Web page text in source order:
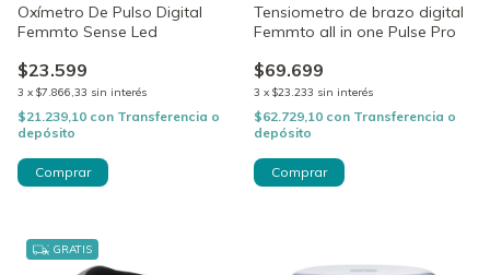
Oxímetro De Pulso Digital
Femmto Sense Led
$23.599
3 x $7.866,33 sin interés
$21.239,10 con Transferencia o
depósito
Tensiometro de brazo digital
Femmto all in one Pulse Pro
$69.699
3 x $23.233 sin interés
$62.729,10 con Transferencia o
depósito
GRATIS